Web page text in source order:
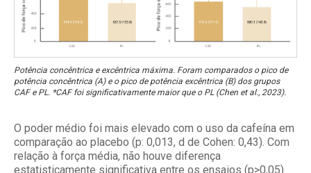
Potência concêntrica e excêntrica máxima. Foram comparados o pico de
potência concêntrica (A) e o pico de potência excêntrica (B) dos grupos
CAF e PL. *CAF foi significativamente maior que o PL (Chen et al., 2023).
O poder médio foi mais elevado com o uso da cafeína em
comparação ao placebo (p: 0,013, d de Cohen: 0,43). Com
relação à força média, não houve diferença
estatisticamente significativa entre os ensaios (p>0,05).